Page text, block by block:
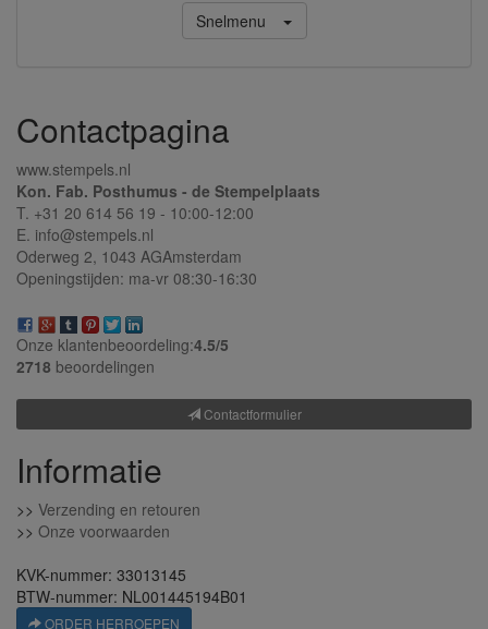
Snelmenu
Contactpagina
www.stempels.nl
Kon. Fab. Posthumus - de Stempelplaats
T. +31 20 614 56 19 - 10:00-12:00
E. info@stempels.nl
Oderweg 2, 1043 AGAmsterdam
Openingstijden: ma-vr 08:30-16:30
Onze klantenbeoordeling:4.5/5
2718 beoordelingen
Contactformulier
Informatie
>> Verzending en retouren
>> Onze voorwaarden
KVK-nummer: 33013145
BTW-nummer: NL001445194B01
ORDER HERROEPEN